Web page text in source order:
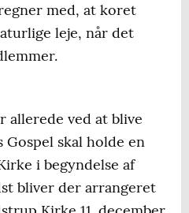
med, at koret
leje, når det
allerede ved at blive
Gospel skal holde en
i begyndelse af
bliver der arrangeret